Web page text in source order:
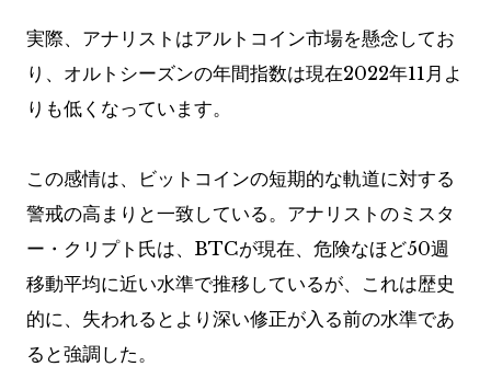
実際、アナリストはアルトコイン市場を懸念してお
り、オルトシーズンの年間指数は現在2022年11月よ
りも低くなっています。
この感情は、ビットコインの短期的な軌道に対する
警戒の高まりと一致している。アナリストのミスタ
ー・クリプト氏は、BTCが現在、危険なほど50週
移動平均に近い水準で推移しているが、これは歴史
的に、失われるとより深い修正が入る前の水準であ
ると強調した。